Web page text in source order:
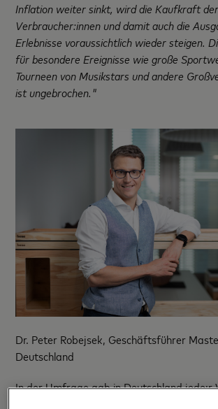
Inflation weiter sinkt, wird die Kaufkraft der
Verbraucher:innen und damit auch die
Erlebnisse voraussichtlich wieder steigen.
für besondere Ereignisse wie große
Tourneen von Musikstars und andere
ist ungebrochen."
Dr. Peter Robejsek, Geschäftsführer
Deutschland
In der Umfrage gab in Deutschland jede:r